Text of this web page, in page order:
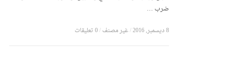
ضرب …
8 ديسمبر, 2016 /غير مصنف/0 تعليقات